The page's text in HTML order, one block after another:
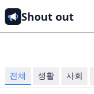
Shout out
전체 생활 사회